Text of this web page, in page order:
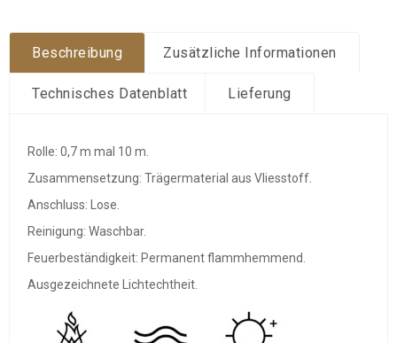
Beschreibung Zusätzliche Informationen
Technisches Datenblatt Lieferung
Rolle: 0,7 m mal 10 m.
Zusammensetzung: Trägermaterial aus Vliesstoff.
Anschluss: Lose.
Reinigung: Waschbar.
Feuerbeständigkeit: Permanent flammhemmend.
Ausgezeichnete Lichtechtheit.